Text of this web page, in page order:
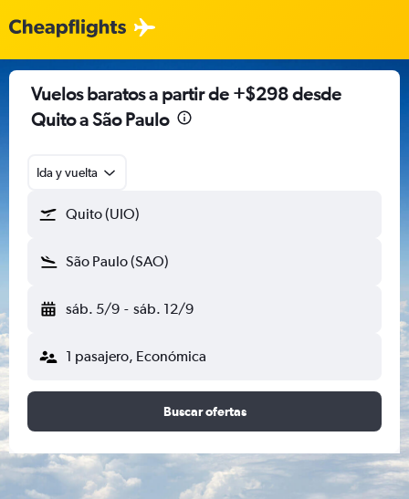
Vuelos baratos a partir de +$298 desde
Quito a São Paulo
Ida y vuelta
Quito (UIO)
São Paulo (SAO)
sáb. 5/9 - sáb. 12/9
1 pasajero, Económica
Buscar ofertas